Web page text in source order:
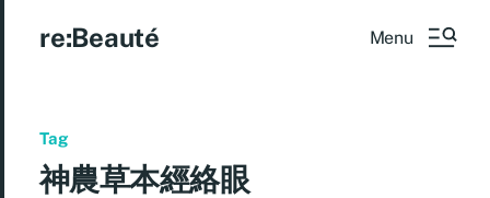
re:Beauté Menu
Tag
神農草本經絡眼